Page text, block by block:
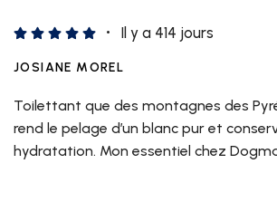
Il y a 414 jours
JOSIANE MOREL
Toilettant que des montagnes des
rend le pelage d’un blanc pur et
hydratation. Mon essentiel chez